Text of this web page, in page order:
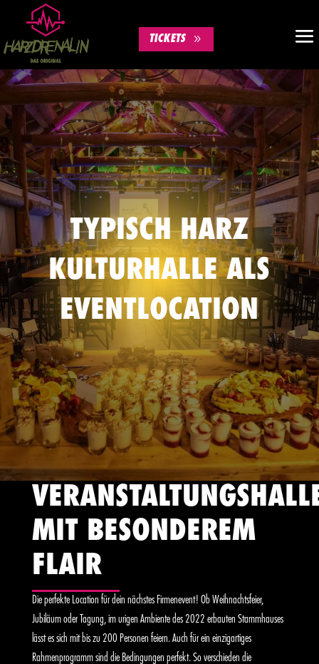
TYPISCH HARZ
KULTURHALLE ALS
EVENTLOCATION
MIT BESONDEREM
FLAIR
Die perfekte Location für dein nächstes Firmenevent! Ob Weihnachtsfeier,
Jubiläum oder Tagung, im urigen Ambiente des 2022 erbauten Stammhauses
lässt es sich mit bis zu 200 Personen feiern. Auch für ein einzigartiges
Rahmenprogramm sind die Bedingungen perfekt. So verschieden die
TICKETS